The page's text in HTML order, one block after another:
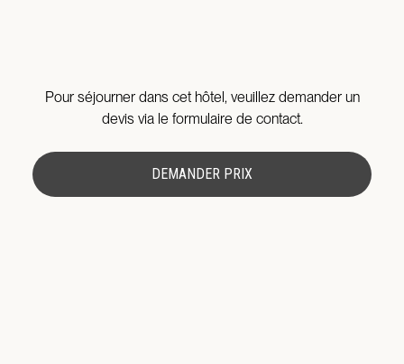
Pour séjourner dans cet hôtel, veuillez demander un
devis via le formulaire de contact.
DEMANDER PRIX